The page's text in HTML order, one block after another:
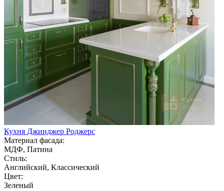
Кухня Джинджер Роджерс
Материал фасада:
МДФ, Патина
Стиль:
Английский, Классический
Цвет:
Зеленый